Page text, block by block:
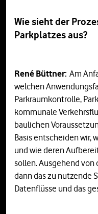
Wie sieht der
Parkplatzes aus?
René Büttner: Am
welchen
Parkraumkontrolle,
kommunale
baulichen
Basis entscheiden wir,
und wie deren
sollen. Ausgehend von
dann das zu nutzende
Datenflüsse und das